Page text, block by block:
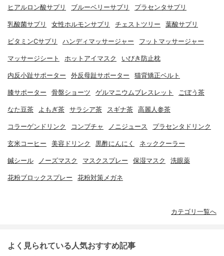
ヒアルロン酸サプリ ブルーベリーサプリ プラセンタサプリ
乳酸菌サプリ 女性ホルモンサプリ チェストツリー 葉酸サプリ
ビタミンCサプリ ハンディマッサージャー フットマッサージャー
マッサージシート ホットアイマスク いびき防止枕
内反小趾サポーター 外反母趾サポーター 猫背矯正ベルト
膝サポーター 骨盤ショーツ ゲルマニウムブレスレット ごぼう茶
なた豆茶 よもぎ茶 サラシア茶 スギナ茶 高麗人参茶
コラーゲンドリンク コンブチャ ノニジュース プラセンタドリンク
玄米コーヒー 美容ドリンク 黒酢にんにく ネッククーラー
鍼シール ノーズマスク マスクスプレー 保湿マスク 洗眼薬
花粉ブロックスプレー 花粉対策メガネ
カテゴリ一覧へ
よく見られている人気おすすめ記事